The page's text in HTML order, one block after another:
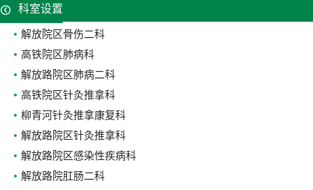
科室设置
解放院区骨伤二科
高铁院区肺病科
解放路院区肺病二科
高铁院区针灸推拿科
柳青河针灸推拿康复科
解放路院区针灸推拿科
解放路院区感染性疾病科
解放路院肛肠二科